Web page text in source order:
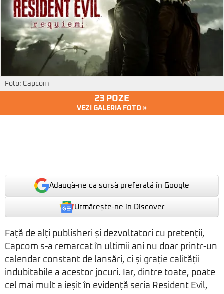
Foto: Capcom
23 POZE
VEZI GALERIA FOTO »
Adaugă-ne ca sursă preferată în Google
Urmărește-ne in Discover
Față de alți publisheri și dezvoltatori cu pretenții,
Capcom s-a remarcat în ultimii ani nu doar printr-un
calendar constant de lansări, ci și grație calității
indubitabile a acestor jocuri. Iar, dintre toate, poate
cel mai mult a ieșit în evidență seria Resident Evil,